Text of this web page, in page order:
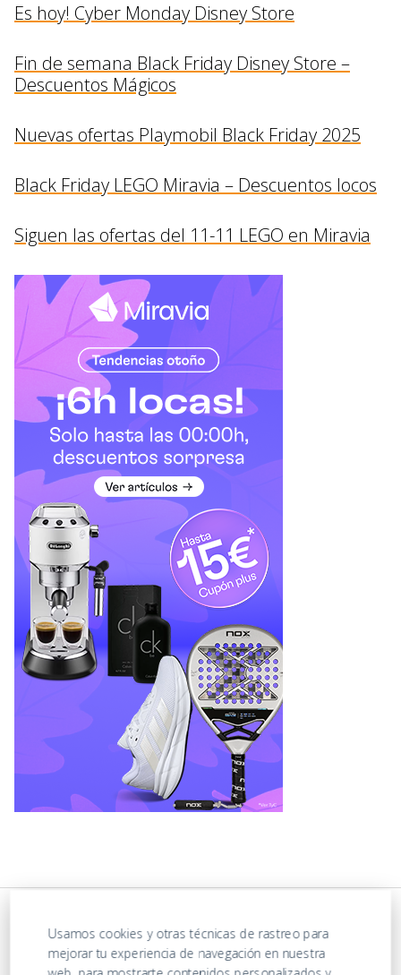
Es hoy! Cyber Monday Disney Store
Fin de semana Black Friday Disney Store –
Descuentos Mágicos
Nuevas ofertas Playmobil Black Friday 2025
Black Friday LEGO Miravia – Descuentos locos
Siguen las ofertas del 11-11 LEGO en Miravia
Usamos cookies y otras técnicas de rastreo para
mejorar tu experiencia de navegación en nuestra